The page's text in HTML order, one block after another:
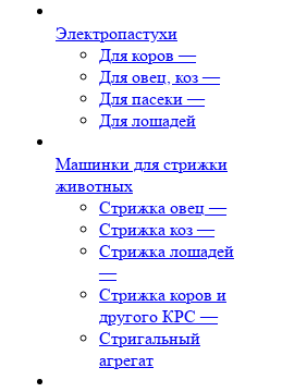
Электропастухи
Для коров —
Для овец, коз —
Для пасеки —
Для лошадей
Машинки для стрижки
животных
Стрижка овец —
Стрижка коз —
Стрижка лошадей
—
Стрижка коров и
другого КРС —
Стригальный
агрегат